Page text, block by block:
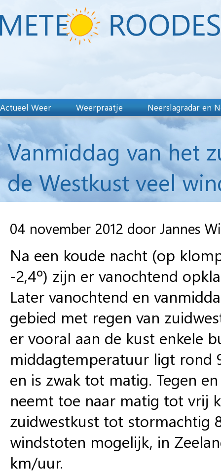
Actueel Weer Weerpraatje Neerslagradar en
Vanmiddag van het
de Westkust veel
04 november 2012 door Jannes
Na een koude nacht (op
-2,4º) zijn er vanochtend
Later vanochtend en
gebied met regen van
er vooral aan de kust enkele
middagtemperatuur ligt rond
en is zwak tot matig. Tegen
neemt toe naar matig tot vrij
zuidwestkust tot stormachtig
windstoten mogelijk, in
km/uur.